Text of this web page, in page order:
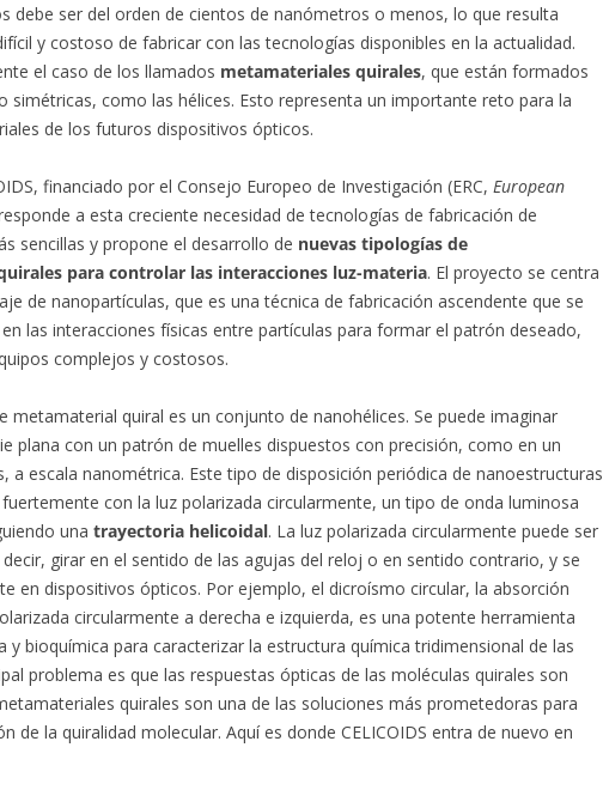
debe ser del orden de cientos de nanómetros o menos, lo que resulta
y costoso de fabricar con las tecnologías disponibles en la actualidad.
el caso de los llamados metamateriales quirales, que están formados
simétricas, como las hélices. Esto representa un importante reto para la
de los futuros dispositivos ópticos.
financiado por el Consejo Europeo de Investigación (ERC, European
a esta creciente necesidad de tecnologías de fabricación de
sencillas y propone el desarrollo de nuevas tipologías de
para controlar las interacciones luz-materia. El proyecto se centra
de nanopartículas, que es una técnica de fabricación ascendente que se
las interacciones físicas entre partículas para formar el patrón deseado,
complejos y costosos.
metamaterial quiral es un conjunto de nanohélices. Se puede imaginar
plana con un patrón de muelles dispuestos con precisión, como en un
a escala nanométrica. Este tipo de disposición periódica de nanoestructuras
con la luz polarizada circularmente, un tipo de onda luminosa
una trayectoria helicoidal. La luz polarizada circularmente puede ser
girar en el sentido de las agujas del reloj o en sentido contrario, y se
en dispositivos ópticos. Por ejemplo, el dicroísmo circular, la absorción
circularmente a derecha e izquierda, es una potente herramienta
y bioquímica para caracterizar la estructura química tridimensional de las
problema es que las respuestas ópticas de las moléculas quirales son
quirales son una de las soluciones más prometedoras para
de la quiralidad molecular. Aquí es donde CELICOIDS entra de nuevo en